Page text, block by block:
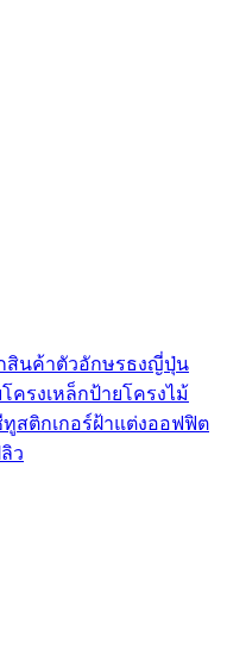
สินค้าตัวอักษรธงญี่ปุ่น
ครงเหล็กป้ายโครงไม้
ทูสติกเกอร์ฝ้าแต่งออฟฟิต
ว